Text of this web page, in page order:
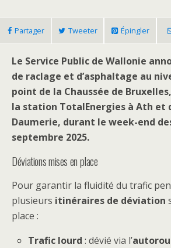
Partager Tweeter Épingler
Le Service Public de Wallonie
de raclage et d’asphaltage au
point de la Chaussée de
la station TotalEnergies à Ath et
Daumerie, durant le week-end
septembre 2025.
Déviations mises en place
Pour garantir la fluidité du trafic
plusieurs itinéraires de déviation
place :
Trafic lourd : dévié via l’